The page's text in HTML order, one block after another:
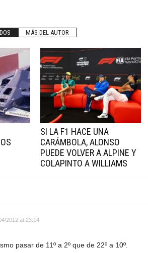
MÁS DEL AUTOR
SI LA F1 HACE UNA
CARÁMBOLA, ALONSO
PUEDE VOLVER A ALPINE Y
COLAPINTO A WILLIAMS
2012 at 23:14
pasar de 11º a 2º que de 22º a 10º.